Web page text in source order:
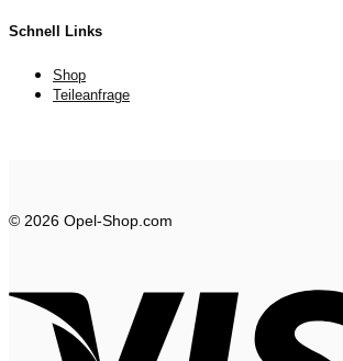
Schnell Links
Shop
Teileanfrage
© 2026 Opel-Shop.com